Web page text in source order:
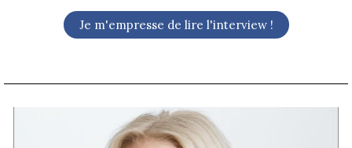
Je m'empresse de lire l'interview !